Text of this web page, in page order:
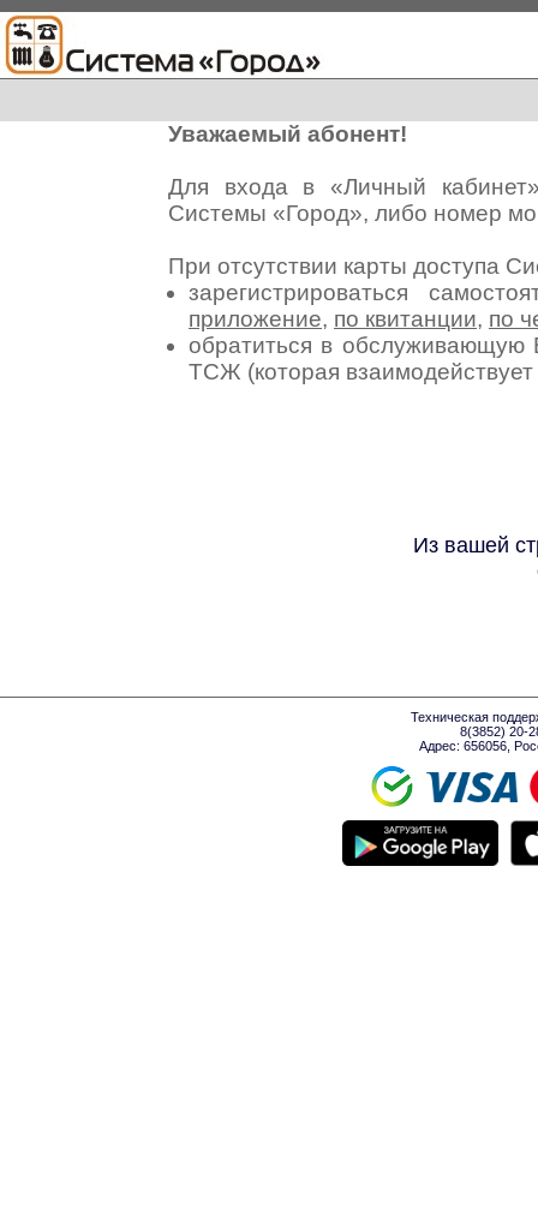
Уважаемый абонент!
Для входа в «Личный
Системы «Город», либо номер
При отсутствии карты доступа
зарегистрироваться
приложение, по квитанции, по
обратиться в
ТСЖ (которая
Из вашей
Техническая
8(3852) 20-
Адрес: 656056,